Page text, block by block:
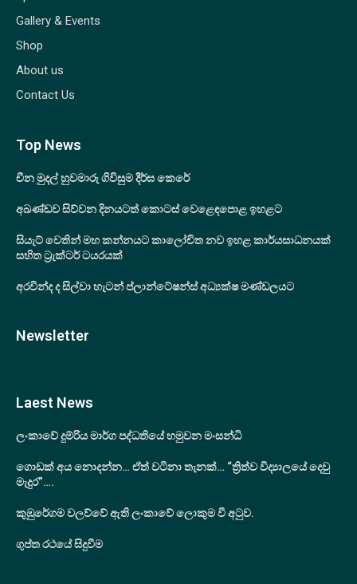
Gallery & Events
Shop
About us
Contact Us
Top News
චීන මුදල් හුවමාරු ගිවිසුම දීර්ඝ කෙරේ
අඛණ්ඩව සිව්වන දිනයටත් කොටස් වෙළෙඳපොළ ඉහළට
සියැට් වෙතින් මහ කන්නයට කාලෝචිත නව ඉහළ කාර්යසාධනයක්
සහිත ට්‍රැක්ටර් ටයරයක්
අරවින්ද ද සිල්වා හැටන් ප්ලාන්ටේෂන්ස් අධ්‍යක්ෂ මණ්ඩලයට
Newsletter
Laest News
ලංකාවේ දුම්රිය මාර්ග පද්ධතියේ හමුවන මංසන්ධි
ගොඩක් අය නොදන්න… ඒත් වටිනා තැනක්… “ත්‍රිත්ව විද්‍යාලයේ දෙවු
මැදුර”….
කුඹුරේගම වලව්වේ ඇති ලංකාවේ ලොකුම වී අටුව.
ගුප්ත රථයේ සිදුවීම